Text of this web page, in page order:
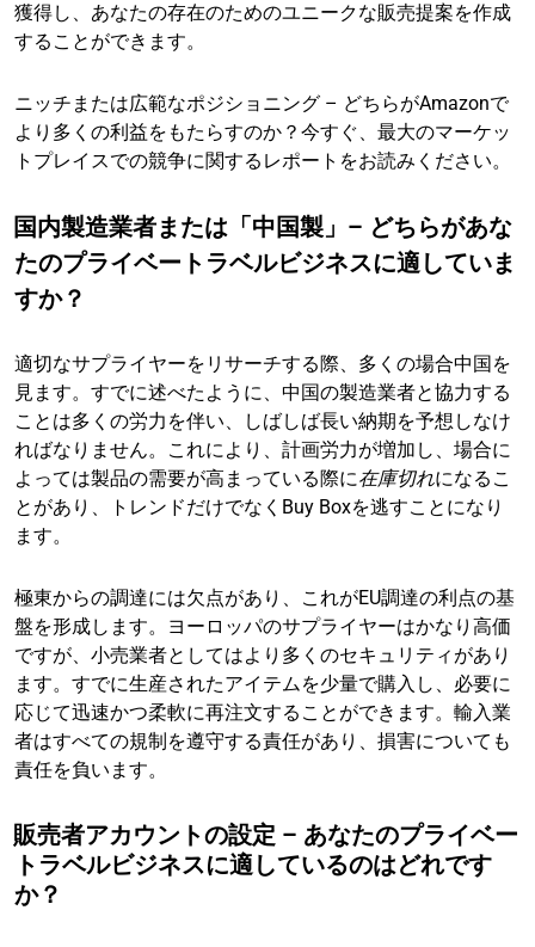
獲得し、あなたの存在のためのユニークな販売提案を作成
することができます。
ニッチまたは広範なポジショニング – どちらがAmazonで
より多くの利益をもたらすのか？今すぐ、最大のマーケッ
トプレイスでの競争に関するレポートをお読みください。
国内製造業者または「中国製」– どちらがあな
たのプライベートラベルビジネスに適していま
すか？
適切なサプライヤーをリサーチする際、多くの場合中国を
見ます。すでに述べたように、中国の製造業者と協力する
ことは多くの労力を伴い、しばしば長い納期を予想しなけ
ればなりません。これにより、計画労力が増加し、場合に
よっては製品の需要が高まっている際に在庫切れになるこ
とがあり、トレンドだけでなくBuy Boxを逃すことになり
ます。
極東からの調達には欠点があり、これがEU調達の利点の基
盤を形成します。ヨーロッパのサプライヤーはかなり高価
ですが、小売業者としてはより多くのセキュリティがあり
ます。すでに生産されたアイテムを少量で購入し、必要に
応じて迅速かつ柔軟に再注文することができます。輸入業
者はすべての規制を遵守する責任があり、損害についても
責任を負います。
販売者アカウントの設定 – あなたのプライベー
トラベルビジネスに適しているのはどれです
か？